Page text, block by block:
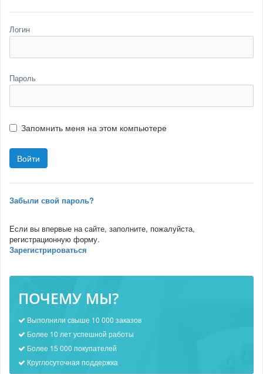
Логин
Пароль
Запомнить меня на этом компьютере
Забыли свой пароль?
Если вы впервые на сайте, заполните, пожалуйста,
регистрационную форму.
Зарегистрироваться
ПОЧЕМУ МЫ?
Выполнили свыше 10 000 заказов
Более 10 лет успешной работы
Более 15 000 покупателей
Круглосуточная поддержка